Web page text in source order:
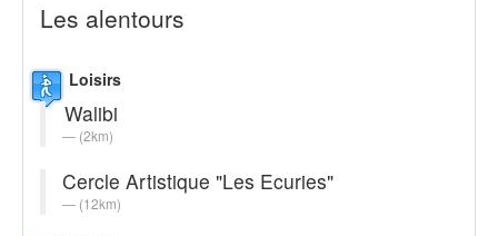
Les alentours
Loisirs
Walibi
(2km)
Cercle Artistique "Les Ecuries"
(12km)